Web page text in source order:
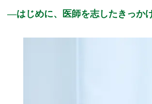
はじめに、医師を志したきっか